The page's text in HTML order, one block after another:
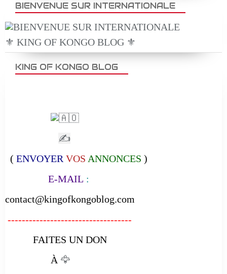
BIENVENUE SUR INTERNATIONALE
⚜️ KING OF KONGO BLOG ⚜️
KING OF KONGO BLOG
✍
( ENVOYER VOS ANNONCES )
E-MAIL :
contact@kingofkongoblog.com
-----------------------------------
FAITES UN DON
À 🦅